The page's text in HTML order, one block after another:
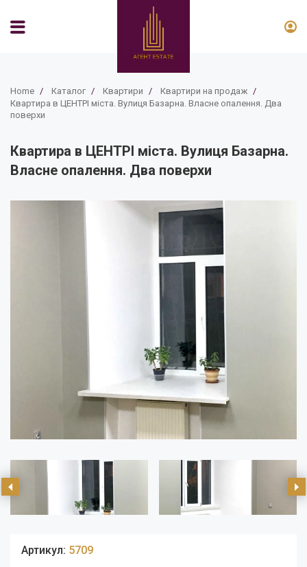
Home / Каталог / Квартири / Квартири на продаж /
Квартира в ЦЕНТРІ міста. Вулиця Базарна. Власне опалення. Два
поверхи
Квартира в ЦЕНТРІ міста. Вулиця Базарна.
Власне опалення. Два поверхи
Артикул: 5709